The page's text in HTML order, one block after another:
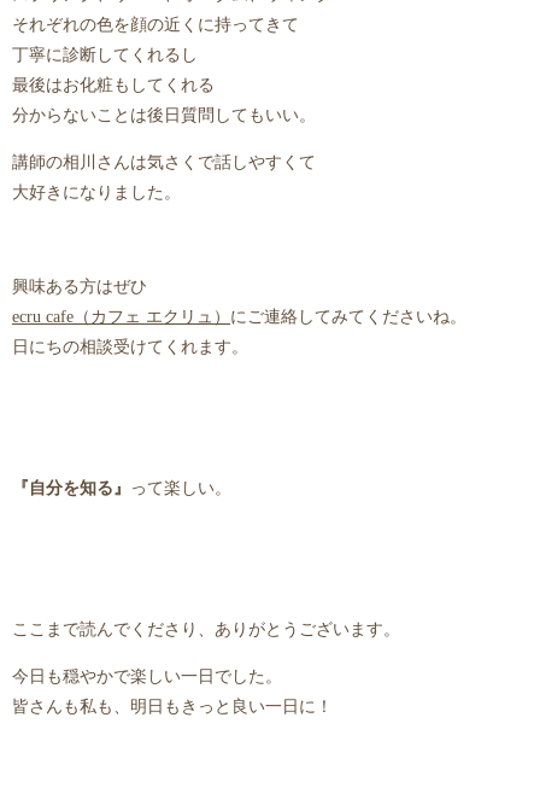
それぞれの色を顔の近くに持ってきて
丁寧に診断してくれるし
最後はお化粧もしてくれる
分からないことは後日質問してもいい。
講師の相川さんは気さくで話しやすくて
大好きになりました。
興味ある方はぜひ
ecru cafe（カフェ エクリュ） にご連絡してみてくださいね。
日にちの相談受けてくれます。
『自分を知る』 って楽しい。
ここまで読んでくださり、ありがとうございます。
今日も穏やかで楽しい一日でした。
皆さんも私も、明日もきっと良い一日に！